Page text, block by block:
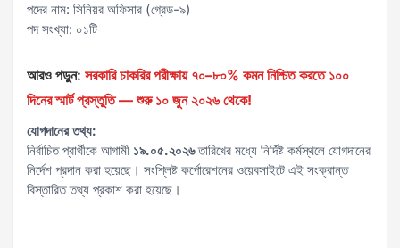
পদের নাম: সিনিয়র অফিসার (গ্রেড-৯)
পদ সংখ্যা: ০১টি
আরও পড়ুন: সরকারি চাকরির পরীক্ষায় ৭০–৮০% কমন নিশ্চিত করতে ১০০
দিনের স্মার্ট প্রস্তুতি — শুরু ১০ জুন ২০২৬ থেকে!
যোগদানের তথ্য:
নির্বাচিত প্রার্থীকে আগামী ১৯.০৫.২০২৬তারিখের মধ্যে নির্দিষ্ট কর্মস্থলে যোগদানের
নির্দেশ প্রদান করা হয়েছে। সংশ্লিষ্ট কর্পোরেশনের ওয়েবসাইটে এই সংক্রান্ত
বিস্তারিত তথ্য প্রকাশ করা হয়েছে।